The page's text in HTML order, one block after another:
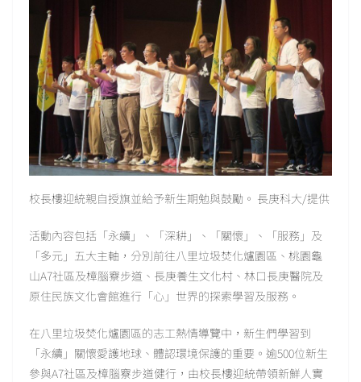
校長樓迎統親自授旗並給予新生期勉與鼓勵。 長庚科大/提供
活動內容包括「永續」、「深耕」、「關懷」、「服務」及
「多元」五大主軸，分別前往八里垃圾焚化爐園區、桃園龜
山A7社區及樟腦竂步道、長庚養生文化村、林口長庚醫院及
原住民族文化會館進行「心」世界的探索學習及服務。
在八里垃圾焚化爐園區的志工熱情導覽中，新生們學習到
「永續」關懷愛護地球、體認環境保護的重要。逾500位新生
參與A7社區及樟腦竂步道健行，由校長樓迎統帶領新鮮人實